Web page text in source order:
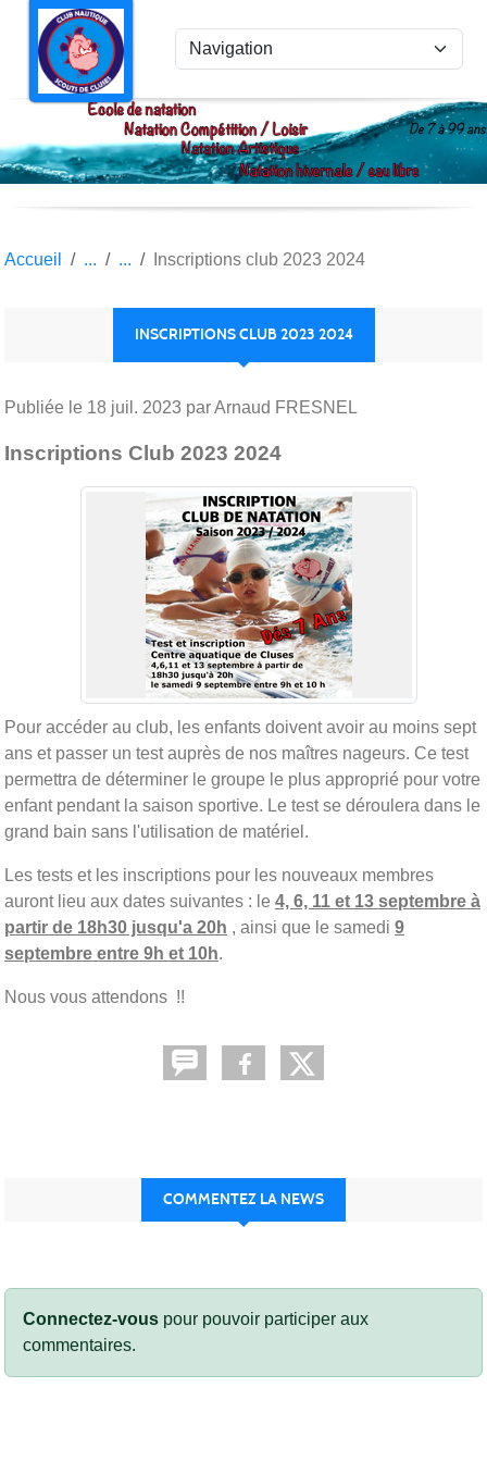
Accueil Inscriptions club 2023 2024
INSCRIPTIONS CLUB 2023 2024
Publiée le 18 juil. 2023 par Arnaud FRESNEL
Inscriptions Club 2023 2024
Pour accéder au club, les enfants doivent avoir au moins sept
ans et passer un test auprès de nos maîtres nageurs. Ce test
permettra de déterminer le groupe le plus approprié pour votre
enfant pendant la saison sportive. Le test se déroulera dans le
grand bain sans l'utilisation de matériel.
Les tests et les inscriptions pour les nouveaux membres
auront lieu aux dates suivantes : le 4, 6, 11 et 13 septembre à
partir de 18h30 jusqu'a 20h , ainsi que le samedi 9
septembre entre 9h et 10h.
Nous vous attendons !!
COMMENTEZ LA NEWS
Connectez-vous pour pouvoir participer aux
commentaires.
Panneau de gestion des cookies